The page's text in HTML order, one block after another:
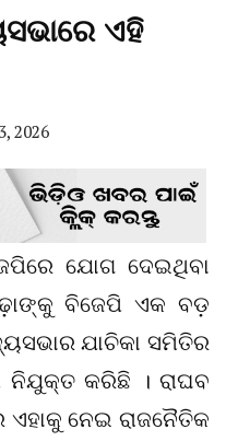
ଏହି
2026
ଯୋଗ ଦେଇଥିବା
ବିଜେପି ଏକ ବଡ଼
ଯାଚିକା ସମିତିର
ନିଯୁକ୍ତ କରିଛି । ରାଘବ
ନେଇ ରାଜନୈତିକ